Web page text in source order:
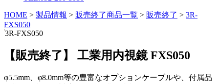
HOME > 製品情報 > 販売終了商品一覧 > 販売終了 > 3R-
FXS050
3R-FXS050
【販売終了】 工業用内視鏡 FXS050
φ5.5mm、φ8.0mm等の豊富なオプションケーブルや、付属品